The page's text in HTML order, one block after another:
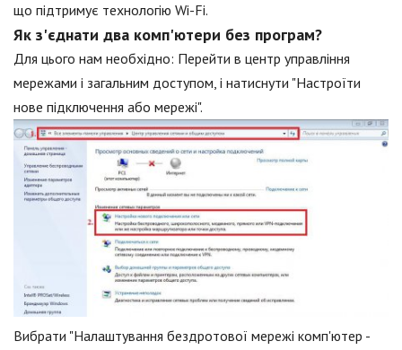
що підтримує технологію Wi-Fi.
Як з'єднати два комп'ютери без програм?
Для цього нам необхідно: Перейти в центр управління
мережами і загальним доступом, і натиснути "Настроїти
нове підключення або мережі".
Вибрати "Налаштування бездротової мережі комп'ютер -